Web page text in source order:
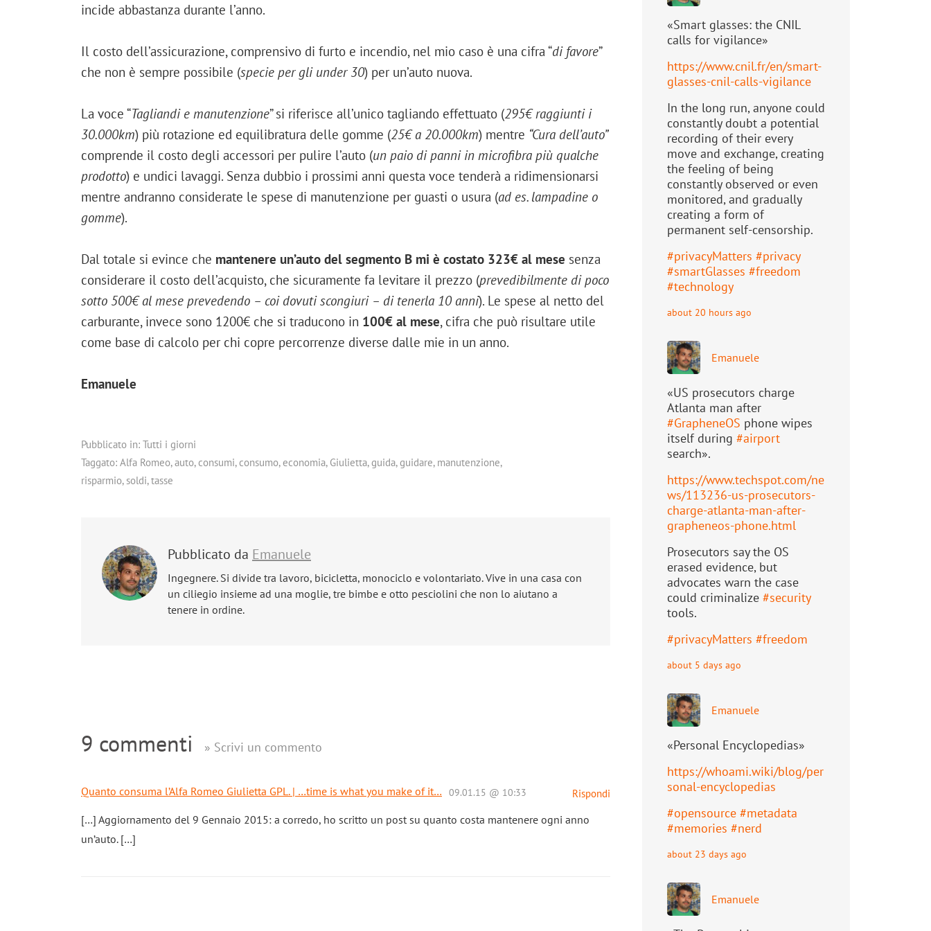
incide abbastanza durante l’anno.
Il costo dell’assicurazione, comprensivo di furto e incendio, nel mio caso è una cifra “di favore”
che non è sempre possibile (specie per gli under 30) per un’auto nuova.
La voce “Tagliandi e manutenzione” si riferisce all’unico tagliando effettuato (295€ raggiunti i
30.000km) più rotazione ed equilibratura delle gomme (25€ a 20.000km) mentre “Cura dell’auto”
comprende il costo degli accessori per pulire l’auto (un paio di panni in microfibra più qualche
prodotto) e undici lavaggi. Senza dubbio i prossimi anni questa voce tenderà a ridimensionarsi
mentre andranno considerate le spese di manutenzione per guasti o usura (ad es. lampadine o
gomme).
Dal totale si evince che mantenere un’auto del segmento B mi è costato 323€ al mese senza
considerare il costo dell’acquisto, che sicuramente fa levitare il prezzo (prevedibilmente di poco
sotto 500€ al mese prevedendo – coi dovuti scongiuri – di tenerla 10 anni). Le spese al netto del
carburante, invece sono 1200€ che si traducono in 100€ al mese, cifra che può risultare utile
come base di calcolo per chi copre percorrenze diverse dalle mie in un anno.
Emanuele
Pubblicato in: Tutti i giorni
Taggato: Alfa Romeo,auto,consumi,consumo,economia, Giulietta,guida,guidare, manutenzione,
risparmio,soldi,tasse
Pubblicato da Emanuele
Ingegnere. Si divide tra lavoro, bicicletta, monociclo e volontariato. Vive in una casa con
un ciliegio insieme ad una moglie, tre bimbe e otto pesciolini che non lo aiutano a
tenere in ordine.
9 commenti » Scrivi un commento
Quanto consuma l’Alfa Romeo Giulietta GPL. | …time is what you make of it… Rispondi
09.01.15 @ 10:33
[…] Aggiornamento del 9 Gennaio 2015: a corredo, ho scritto un post su quanto costa mantenere ogni anno
un’auto. […]
«Smart glasses: the CNIL
calls for vigilance»
https://www.cnil.fr/en/smart-
glasses-cnil-calls-vigilance
In the long run, anyone could
constantly doubt a potential
recording of their every
move and exchange, creating
the feeling of being
constantly observed or even
monitored, and gradually
creating a form of
permanent self-censorship.
#privacyMatters #privacy
#smartGlasses #freedom
#technology
about 20 hours ago
Emanuele
«US prosecutors charge
Atlanta man after
#GrapheneOS phone wipes
itself during #airport
search».
https://www.techspot.com/ne
ws/113236-us-prosecutors-
charge-atlanta-man-after-
grapheneos-phone.html
Prosecutors say the OS
erased evidence, but
advocates warn the case
could criminalize #security
tools.
#privacyMatters #freedom
about 5 days ago
Emanuele
«Personal Encyclopedias»
https://whoami.wiki/blog/per
sonal-encyclopedias
#opensource #metadata
#memories #nerd
about 23 days ago
Emanuele